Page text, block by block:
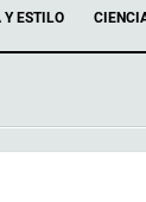
Y ESTILO